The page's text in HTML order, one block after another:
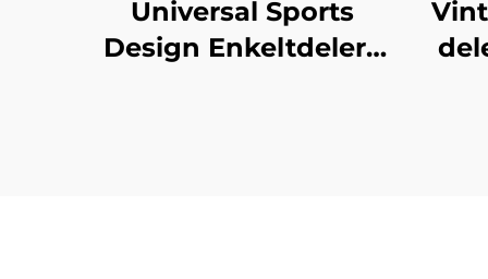
Universal Sports
Design Enkeltdelers